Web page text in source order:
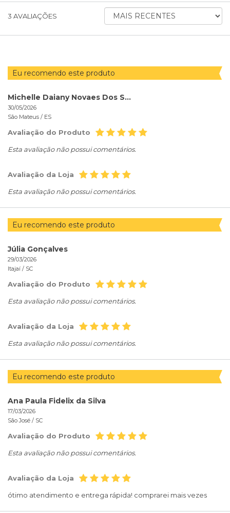
3 AVALIAÇÕES
ORDENAR
AVALIAÇÕES
Eu recomendo este produto
Michelle Daiany Novaes Dos Santos
30/05/2026
São Mateus / ES
Avaliação do Produto
Esta avaliação não possui comentários.
Avaliação da Loja
Esta avaliação não possui comentários.
Eu recomendo este produto
Júlia Gonçalves
29/03/2026
Itajaí / SC
Avaliação do Produto
Esta avaliação não possui comentários.
Avaliação da Loja
Esta avaliação não possui comentários.
Eu recomendo este produto
Ana Paula Fidelix da Silva
17/03/2026
São José / SC
Avaliação do Produto
Esta avaliação não possui comentários.
Avaliação da Loja
ótimo atendimento e entrega rápida! comprarei mais vezes